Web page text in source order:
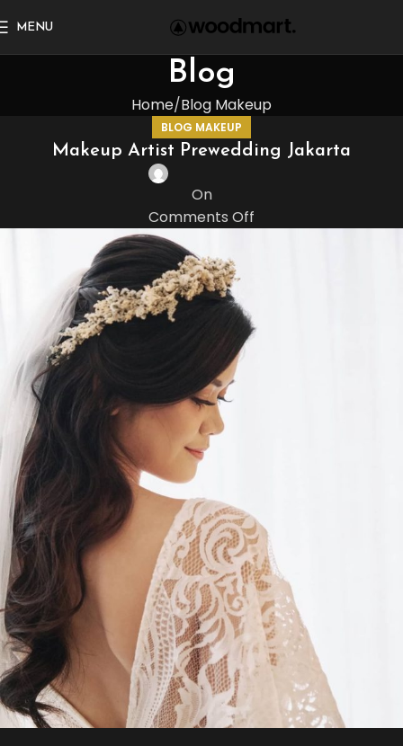
MENU
Blog
Home Blog Makeup
BLOG MAKEUP
Makeup Artist Prewedding Jakarta
On
Comments Off